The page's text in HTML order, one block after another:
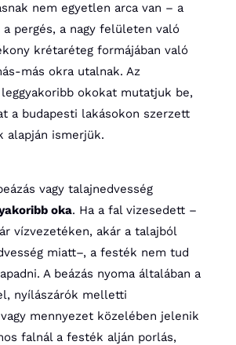
nem egyetlen arca van – a
a pergés, a nagy felületen való
krétaréteg formájában való
más okra utalnak. Az
leggyakoribb okokat mutatjuk be,
a budapesti lakásokon szerzett
alapján ismerjük.
vagy talajnedvesség
oka. Ha a fal vizesedett –
vízvezetéken, akár a talajból
miatt–, a festék nem tud
A beázás nyoma általában a
nyílászárók melletti
mennyezet közelében jelenik
falnál a festék alján porlás,